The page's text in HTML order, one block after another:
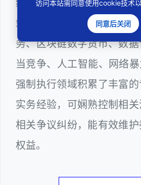
维护工程师、计算机信息
站长多年，在软件程序、
务、区块链数字货币、数
当竞争、人工智能、网络
强制执行领域积累了丰富
实务经验，可娴熟控制相
相关争议纠纷，能有效维
权益。
访问本站需同意使用cookie技术以
同意后关闭